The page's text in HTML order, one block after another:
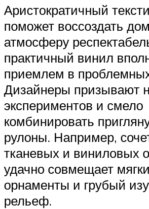
Аристократичный
поможет воссоздать
атмосферу
практичный винил
приемлем в
Дизайнеры призывают
экспериментов и смело
комбинировать
рулоны. Например,
тканевых и виниловых
удачно совмещает
орнаменты и грубый
рельеф.